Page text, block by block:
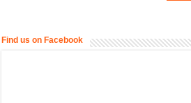
Find us on Facebook